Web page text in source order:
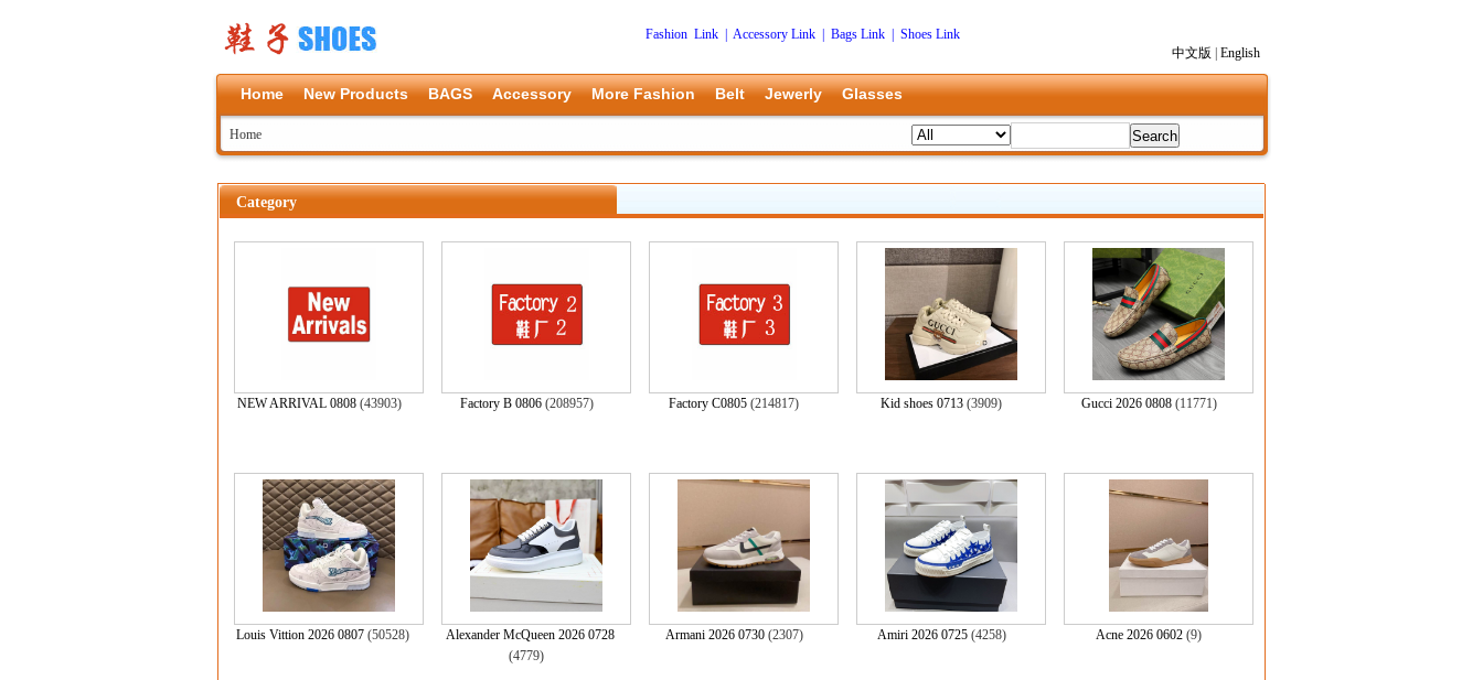
Fashion Link Accessory Link| Bags Link| Shoes Link
中文版
English
Home New Products BAGS Accessory More Fashion Belt Jewerly Glasses
Home
Category
NEW ARRIVAL 0808(43903) Factory B 0806(208957) Factory C0805 (214817) Kid shoes 0713 (3909) Gucci 2026 0808(11771)
Louis Vittion 2026 0807(50528)
Alexander McQueen 2026 0728
(4779)
Armani 2026 0730(2307) Amiri 2026 0725(4258) Acne 2026 0602 (9)